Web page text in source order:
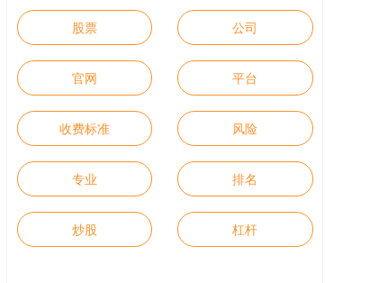
股票 公司
官网 平台
收费标准 风险
专业 排名
炒股 杠杆